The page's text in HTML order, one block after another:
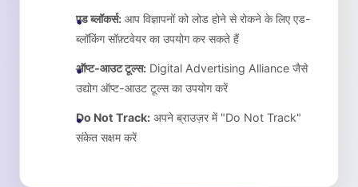
एड ब्लॉकर्स: आप विज्ञापनों को लोड होने से रोकने के लिए एड-
ब्लॉकिंग सॉफ़्टवेयर का उपयोग कर सकते हैं
ऑप्ट-आउट टूल्स: Digital Advertising Alliance जैसे
उद्योग ऑप्ट-आउट टूल्स का उपयोग करें
Do Not Track: अपने ब्राउज़र में "Do Not Track"
संकेत सक्षम करें